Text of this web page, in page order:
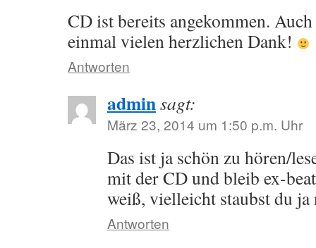
CD ist bereits angekommen.
einmal vielen herzlichen Dank!
Antworten
adminsagt:
März 23, 2014 um 1:50 p.m. Uhr
Das ist ja schön zu hören/
mit der CD und bleib ex-
weiß, vielleicht staubst du
Antworten